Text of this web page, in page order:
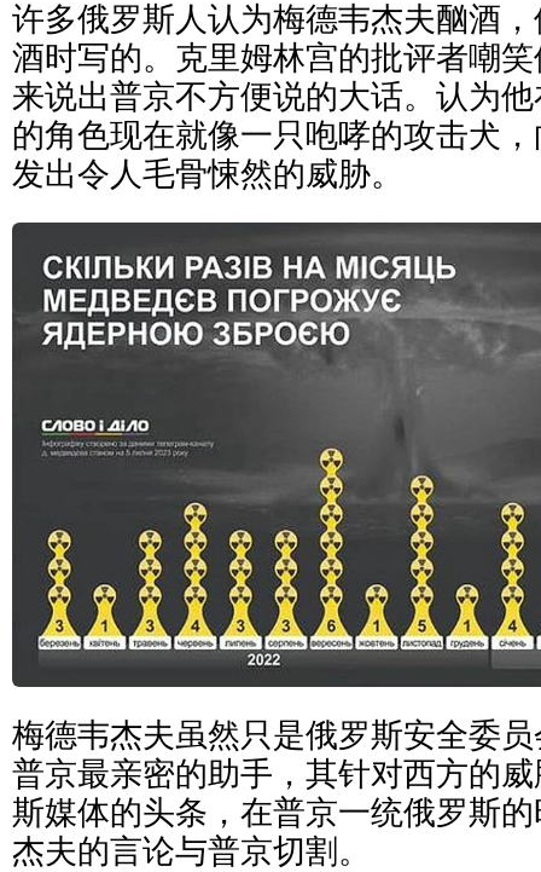
许多俄罗斯人认为梅德韦杰夫酗酒
酒时写的。克里姆林宫的批评者嘲
来说出普京不方便说的大话。认为
的角色现在就像一只咆哮的攻击犬
发出令人毛骨悚然的威胁。
梅德韦杰夫虽然只是俄罗斯安全委
普京最亲密的助手，其针对西方的
斯媒体的头条，在普京一统俄罗斯
杰夫的言论与普京切割。